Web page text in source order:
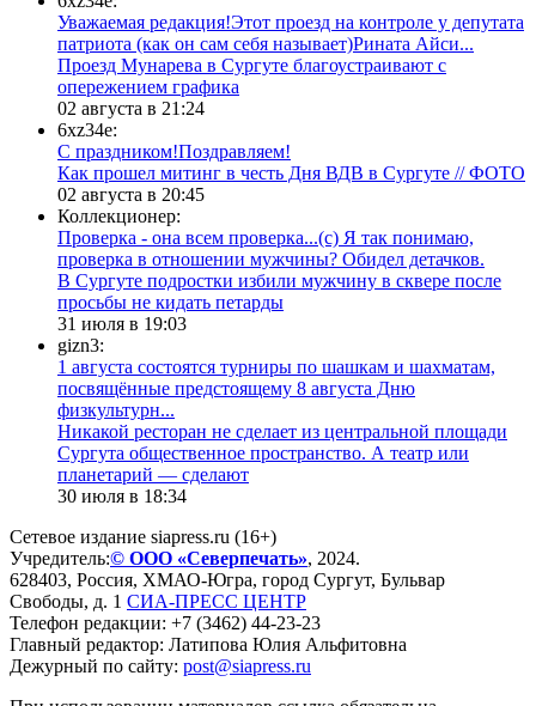
Уважаемая редакция!Этот проезд на контроле у депутата
патриота (как он сам себя называет)Рината Айси...
​Проезд Мунарева в Сургуте благоустраивают с
опережением графика
02 августа в 21:24
6xz34e:
С праздником!Поздравляем!
Как прошел митинг в честь Дня ВДВ в Сургуте // ФОТО
02 августа в 20:45
Коллекционер:
Проверка - она всем проверка...(с) Я так понимаю,
проверка в отношении мужчины? Обидел детачков.
В Сургуте подростки избили мужчину в сквере после
просьбы не кидать петарды
31 июля в 19:03
gizn3:
1 августа состоятся турниры по шашкам и шахматам,
посвящённые предстоящему 8 августа Дню
физкультурн...
​Никакой ресторан не сделает из центральной площади
Сургута общественное пространство. А театр или
планетарий — сделают
30 июля в 18:34
Сетевое издание siapress.ru (16+)
Учредитель:© ООО «Северпечать», 2024.
628403, Россия, ХМАО-Югра, город Сургут, Бульвар
Свободы, д. 1 СИА-ПРЕСС ЦЕНТР
Телефон редакции: +7 (3462) 44-23-23
Главный редактор: Латипова Юлия Альфитовна
Дежурный по сайту: post@siapress.ru